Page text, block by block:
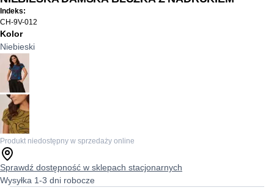
Indeks:
CH-9V-012
Kolor
Niebieski
Produkt niedostępny w sprzedaży online
Sprawdź dostępność w sklepach stacjonarnych
Wysyłka 1-3 dni robocze